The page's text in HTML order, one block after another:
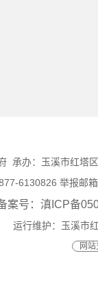
承办：玉溪市红塔
6130826 举报邮
案号：滇ICP备
运行维护：玉溪市
网